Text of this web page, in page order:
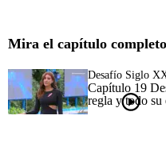
Mira el capítulo
Desafío Siglo
Capítulo 19
regla y todo su